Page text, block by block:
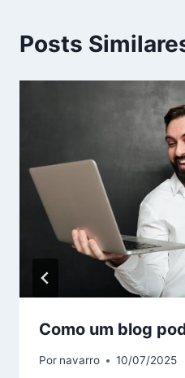
Posts
Como um blog
Por navarro 10/07/2025